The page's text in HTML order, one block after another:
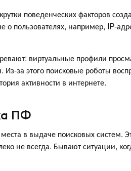
поведенческих факторов
пользователях, например, IP-
виртуальные профили
Из-за этого поисковые роботы
активности в интернете.
ПФ
в выдаче поисковых систем.
не всегда. Бывают ситуации,